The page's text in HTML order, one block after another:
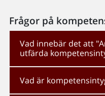
Frågor på
Vad innebär det att
utfärda
Vad är